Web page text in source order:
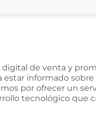
digital de venta y
estar informado
por ofrecer un
tecnológico que